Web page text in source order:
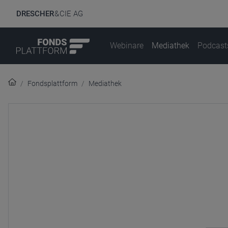
DRESCHER& CIE AG
Webinare Mediathek
Fondsplattform Mediathek